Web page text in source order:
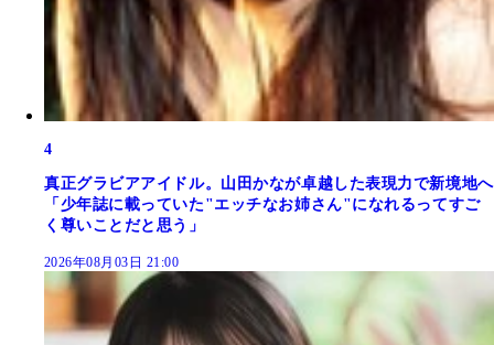
4
真正グラビアアイドル。山田かなが卓越した表現力で新境地へ
「少年誌に載っていた"エッチなお姉さん"になれるってすご
く尊いことだと思う」
2026年08月03日 21:00